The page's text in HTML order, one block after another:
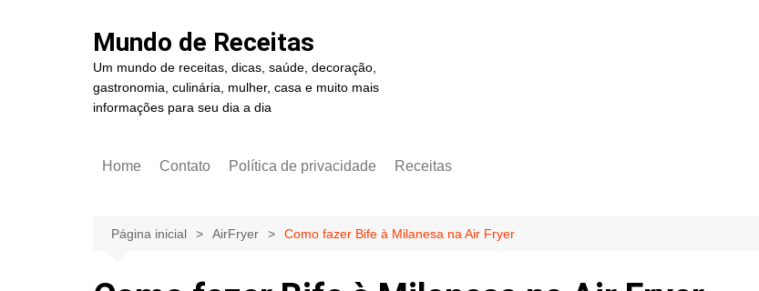
Mundo de Receitas
Um mundo de receitas, dicas, saúde, decoração,
gastronomia, culinária, mulher, casa e muito mais
informações para seu dia a dia
Home Contato Política de privacidade Receitas
Página inicial AirFryer Como fazer Bife à Milanesa na Air Fryer